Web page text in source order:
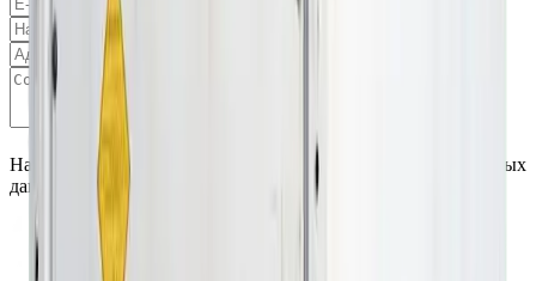
Нажимая кнопку, вы соглашаетесь на обработку персональных
данных в соответствии с
политикой конфиденциальности